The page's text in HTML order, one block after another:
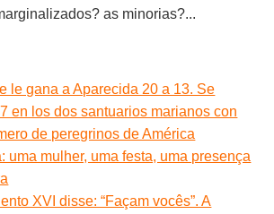
as minorias?...
le gana a Aparecida 20 a 13. Se
en los dos santuarios marianos con
de peregrinos de América
uma mulher, uma festa, uma presença
XVI disse: “Façam vocês”. A